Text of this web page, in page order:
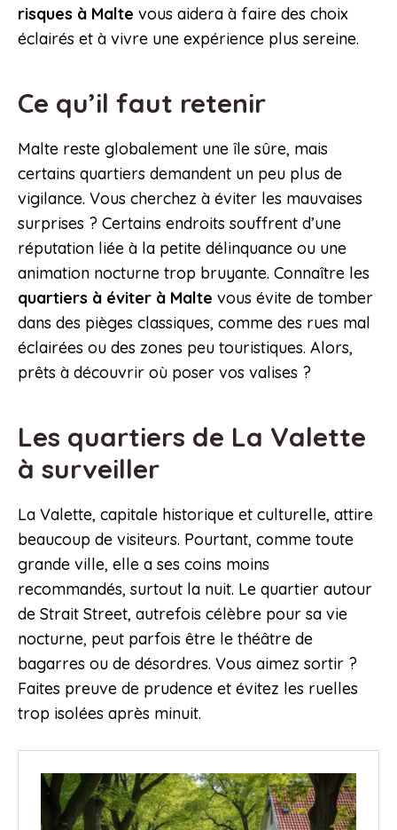
risques à Malte vous aidera à faire des choix
éclairés et à vivre une expérience plus sereine.
Ce qu’il faut retenir
Malte reste globalement une île sûre, mais
certains quartiers demandent un peu plus de
vigilance. Vous cherchez à éviter les mauvaises
surprises ? Certains endroits souffrent d’une
réputation liée à la petite délinquance ou une
animation nocturne trop bruyante. Connaître les
quartiers à éviter à Malte vous évite de tomber
dans des pièges classiques, comme des rues mal
éclairées ou des zones peu touristiques. Alors,
prêts à découvrir où poser vos valises ?
Les quartiers de La Valette
à surveiller
La Valette, capitale historique et culturelle, attire
beaucoup de visiteurs. Pourtant, comme toute
grande ville, elle a ses coins moins
recommandés, surtout la nuit. Le quartier autour
de Strait Street, autrefois célèbre pour sa vie
nocturne, peut parfois être le théâtre de
bagarres ou de désordres. Vous aimez sortir ?
Faites preuve de prudence et évitez les ruelles
trop isolées après minuit.